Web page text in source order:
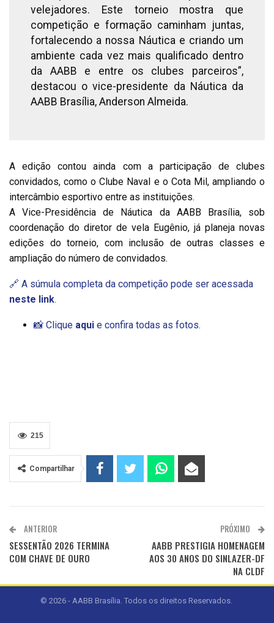
velejadores. Este torneio mostra que
competição e formação caminham juntas,
fortalecendo a nossa Náutica e criando um
ambiente cada vez mais qualificado dentro
da AABB e entre os clubes parceiros”,
destacou o vice-presidente da Náutica da
AABB Brasília, Anderson Almeida.
A edição contou ainda com a participação de clubes
convidados, como o Clube Naval e o Cota Mil, ampliando o
intercâmbio esportivo entre as instituições.
A Vice-Presidência de Náutica da AABB Brasília, sob
coordenação do diretor de vela Eugênio, já planeja novas
edições do torneio, com inclusão de outras classes e
ampliação do número de convidados.
🔗 A súmula completa da competição pode ser acessada
neste link.
📸 Clique aqui e confira todas as fotos.
215
Compartilhar
ANTERIOR
SESSENTÃO 2026 TERMINA
COM CHAVE DE OURO
PRÓXIMO
AABB PRESTIGIA HOMENAGEM
AOS 30 ANOS DO SINLAZER-DF
NA CLDF
© 2026 - AABB Brasília. Todos os direitos Reservados.